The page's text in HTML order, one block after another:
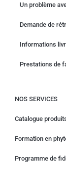
Un problème
Demande de
Informations
Prestations de
NOS SERVICES
Catalogue
Formation en
Programme de